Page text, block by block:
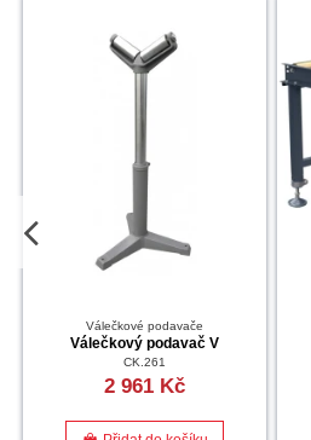
Válečkové podavače
Válečkový podavač V
CK.261
2 961 Kč